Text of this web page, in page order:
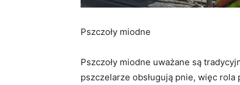
Pszczoły miodne
Pszczoły miodne uważane są
pszczelarze obsługują pnie, więc